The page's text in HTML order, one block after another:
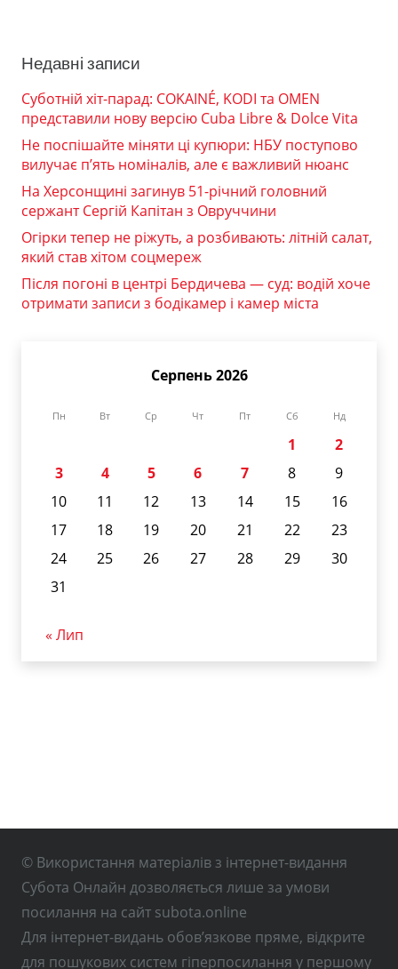
Недавні записи
Суботній хіт-парад: COKAINÉ, KODI та OMEN
представили нову версію Cuba Libre & Dolce Vita
Не поспішайте міняти ці купюри: НБУ поступово
вилучає п’ять номіналів, але є важливий нюанс
На Херсонщині загинув 51-річний головний
сержант Сергій Капітан з Овруччини
Огірки тепер не ріжуть, а розбивають: літній салат,
який став хітом соцмереж
Після погоні в центрі Бердичева — суд: водій хоче
отримати записи з бодікамер і камер міста
Серпень 2026
Пн Вт Ср Чт Пт Сб Нд
1
2
3
4 5 6 7 8
9
10
11 12 13 14 15
16
17
18 19 20 21 22
23
24
25 26 27 28 29
30
31
« Лип
© Використання матеріалів з інтернет-видання
Субота Онлайн дозволяється лише за умови
посилання на сайт subota.online
Для інтернет-видань обов’язкове пряме, відкрите
для пошукових систем гіперпосилання у першому